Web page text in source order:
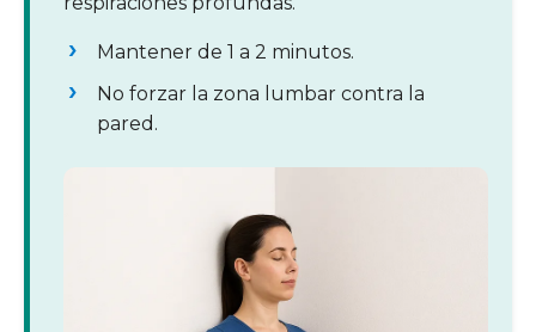
Mantener de 1 a 2 minutos.
No forzar la zona lumbar contra la
pared.